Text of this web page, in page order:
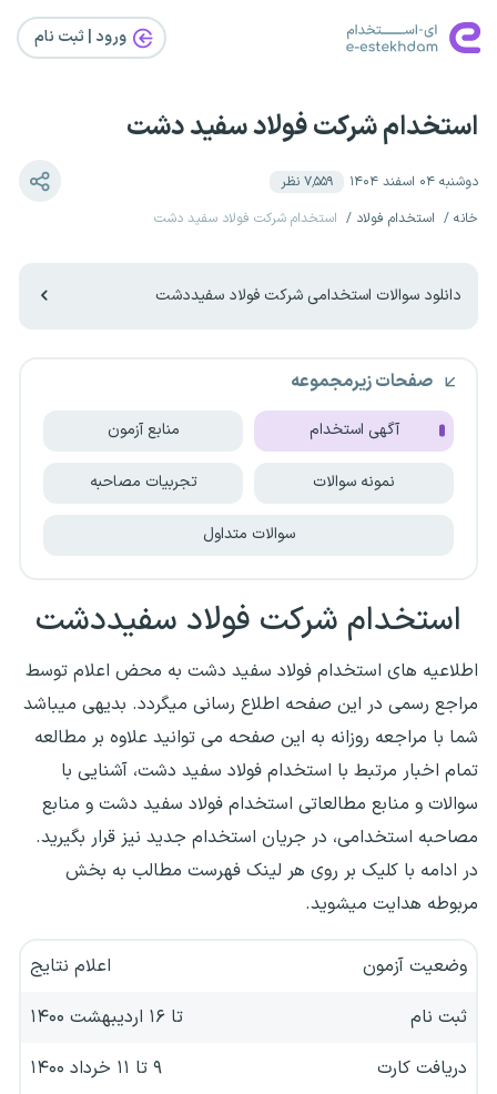
ورود | ثبت‌ نام
استخدام شرکت فولاد سفید دشت
دوشنبه ۰۴ اسفند ۱۴۰۴ ۷٬۵۵۹ نظر
خانه
استخدام فولاد استخدام شرکت فولاد سفید دشت
دانلود سوالات استخدامی شرکت فولاد سفیددشت
صفحات زیرمجموعه
آگهی استخدام منابع آزمون
نمونه سوالات تجربیات مصاحبه
سوالات متداول
استخدام شرکت فولاد سفیددشت
اطلاعیه های استخدام‌ فولاد سفید دشت به محض اعلام توسط
مراجع رسمی در این صفحه اطلاع رسانی میگردد. بدیهی میباشد
شما با مراجعه روزانه به این صفحه می توانید علاوه بر مطالعه
تمام اخبار مرتبط با استخدام فولاد سفید دشت، آشنایی با
سوالات و منابع مطالعاتی استخدام فولاد سفید دشت و منابع
مصاحبه استخدامی، در جریان استخدام جدید نیز قرار بگیرید.
در ادامه با کلیک بر روی هر لینک فهرست مطالب به بخش
مربوطه هدایت میشوید.
وضعیت آزمون
اعلام نتایج
ثبت نام
تا ۱۶ اردیبهشت ۱۴۰۰
دریافت کارت
۹ تا ۱۱ خرداد ۱۴۰۰